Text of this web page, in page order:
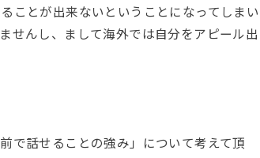
ことが出来ないということになってしまい
せんし、まして海外では自分をアピール出
で話せることの強み」について考えて頂